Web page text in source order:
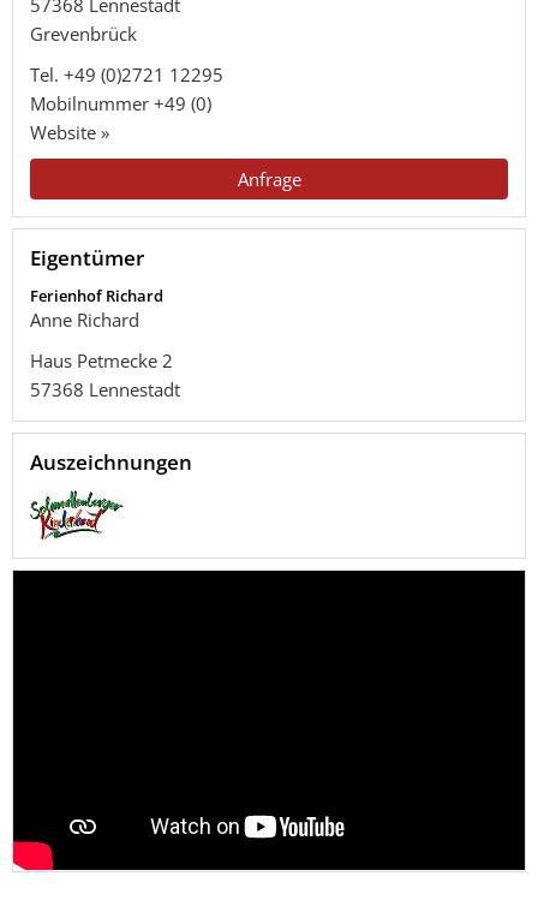
57368 Lennestadt
Grevenbrück
Tel. +49 (0)2721 12295
Mobilnummer +49 (0)
Website »
Anfrage
Eigentümer
Ferienhof Richard
Anne Richard
Haus Petmecke 2
57368 Lennestadt
Auszeichnungen